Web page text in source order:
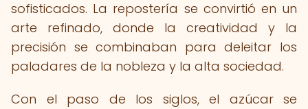
sofisticados. La repostería se convirtió en un
arte refinado, donde la creatividad y la
precisión se combinaban para deleitar los
paladares de la nobleza y la alta sociedad.
Con el paso de los siglos, el azúcar se